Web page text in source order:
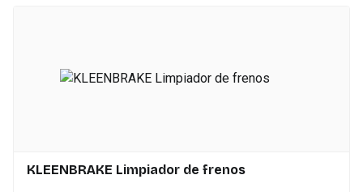
KLEENBRAKE Limpiador de frenos